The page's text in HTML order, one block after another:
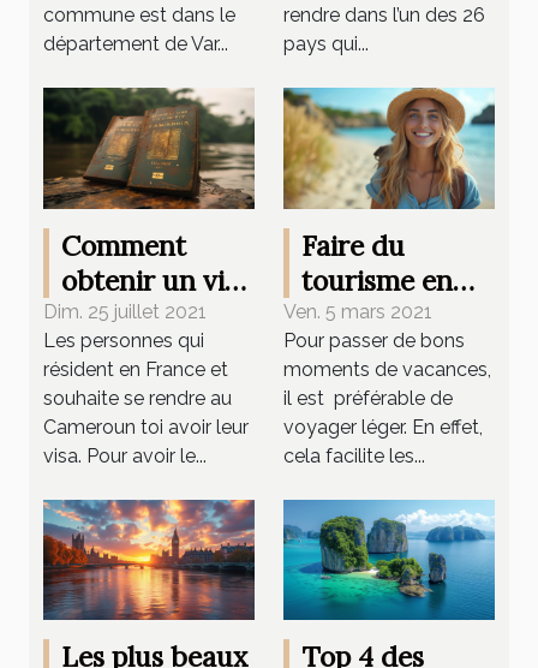
commune est dans le
département de Var...
rendre dans l’un des 26
pays qui...
Comment
obtenir un visa
pour le
Cameroun ?
Dim. 25 juillet 2021
Les personnes qui
résident en France et
souhaite se rendre au
Cameroun toi avoir leur
visa. Pour avoir le...
Faire du
tourisme en
2021 :
quelques
astuces
minimalistes
Ven. 5 mars 2021
Pour passer de bons
moments de vacances,
il est préférable de
voyager léger. En effet,
cela facilite les...
Les plus beaux
Top 4 des